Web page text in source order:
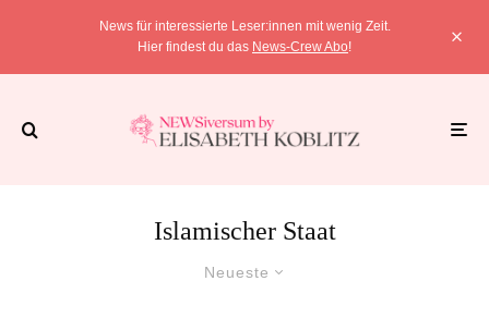
News für interessierte Leser:innen mit wenig Zeit.
Hier findest du das News-Crew Abo!
Islamischer Staat
Neueste